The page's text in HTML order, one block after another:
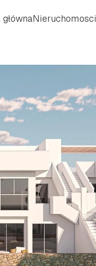
Nieruchomosci